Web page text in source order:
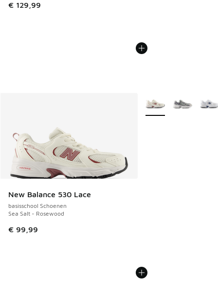
€ 129,99
New Balance 530 Lace
basisschool Schoenen
Sea Salt - Rosewood
€ 99,99
Meer kleuren